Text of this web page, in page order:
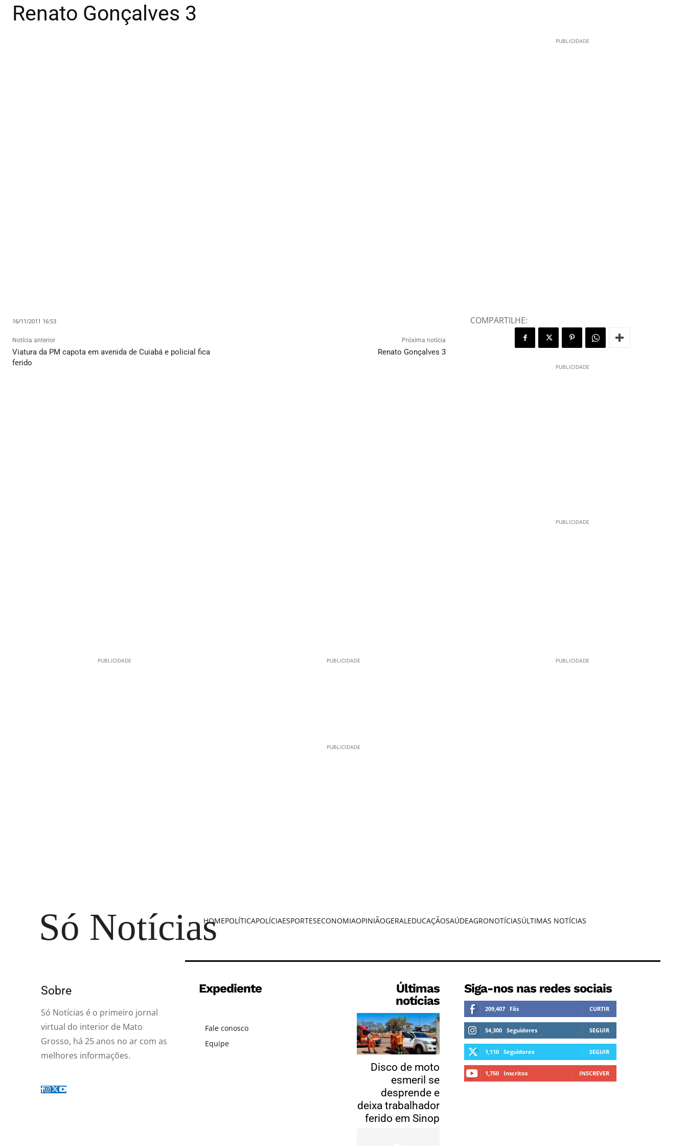
Renato Gonçalves 3
PUBLICIDADE
16/11/2011 16:53
Notícia anterior
Viatura da PM capota em avenida de Cuiabá e policial fica
ferido
Próxima notícia
Renato Gonçalves 3
COMPARTILHE:
PUBLICIDADE
PUBLICIDADE
PUBLICIDADE PUBLICIDADE PUBLICIDADE
PUBLICIDADE
Só Notícias
HOMEPOLÍTICAPOLÍCIAESPORTESECONOMIAOPINIÃOGERALEDUCAÇÃOSAÚDEAGRONOTÍCIASÚLTIMAS NOTÍCIAS
Sobre
Só Notícias é o primeiro jornal
virtual do interior de Mato
Grosso, há 25 anos no ar com as
melhores informações.
Expediente
Fale conosco
Equipe
Últimas
notícias
Disco de moto
esmeril se
desprende e
deixa trabalhador
ferido em Sinop
Siga-nos nas redes sociais
209,407 Fãs CURTIR
54,300 Seguidores SEGUIR
1,110 Seguidores SEGUIR
1,750 Inscritos INSCREVER